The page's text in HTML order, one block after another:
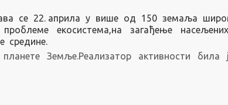
се 22. априла у више од 150 земаља
екосистема,на загађење
средине.
Земље.Реализатор активности била